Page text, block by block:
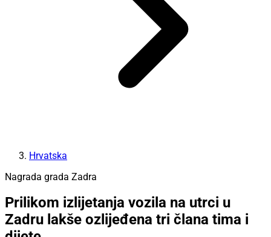
Hrvatska
Nagrada grada Zadra
Prilikom izlijetanja vozila na utrci u
Zadru lakše ozlijeđena tri člana tima i